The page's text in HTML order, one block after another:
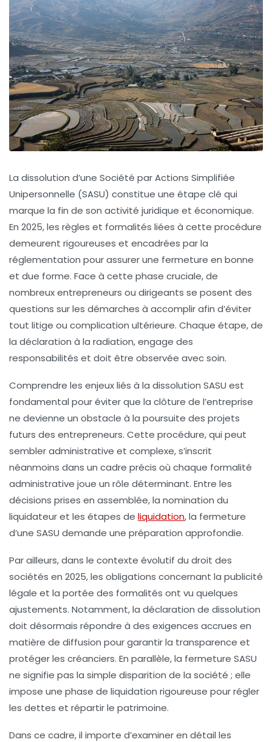
La dissolution d’une Société par Actions Simplifiée
Unipersonnelle (SASU) constitue une étape clé qui
marque la fin de son activité juridique et économique.
En 2025, les règles et formalités liées à cette procédure
demeurent rigoureuses et encadrées par la
réglementation pour assurer une fermeture en bonne
et due forme. Face à cette phase cruciale, de
nombreux entrepreneurs ou dirigeants se posent des
questions sur les démarches à accomplir afin d’éviter
tout litige ou complication ultérieure. Chaque étape, de
la déclaration à la radiation, engage des
responsabilités et doit être observée avec soin.
Comprendre les enjeux liés à la dissolution SASU est
fondamental pour éviter que la clôture de l’entreprise
ne devienne un obstacle à la poursuite des projets
futurs des entrepreneurs. Cette procédure, qui peut
sembler administrative et complexe, s’inscrit
néanmoins dans un cadre précis où chaque formalité
administrative joue un rôle déterminant. Entre les
décisions prises en assemblée, la nomination du
liquidateur et les étapes de liquidation, la fermeture
d’une SASU demande une préparation approfondie.
Par ailleurs, dans le contexte évolutif du droit des
sociétés en 2025, les obligations concernant la publicité
légale et la portée des formalités ont vu quelques
ajustements. Notamment, la déclaration de dissolution
doit désormais répondre à des exigences accrues en
matière de diffusion pour garantir la transparence et
protéger les créanciers. En parallèle, la fermeture SASU
ne signifie pas la simple disparition de la société ; elle
impose une phase de liquidation rigoureuse pour régler
les dettes et répartir le patrimoine.
Dans ce cadre, il importe d’examiner en détail les